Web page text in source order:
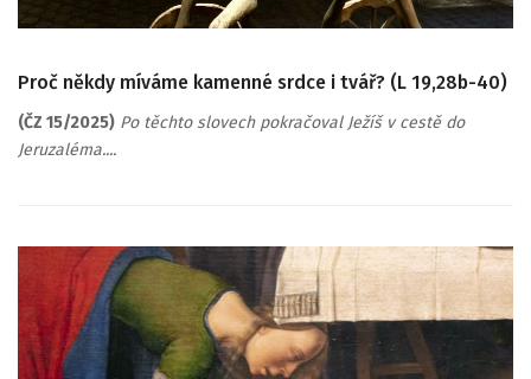
Proč někdy míváme kamenné srdce i tvář? (L 19,28b-40)
(ČZ 15/2025) Po těchto slovech pokračoval Ježíš v cestě do
Jeruzaléma....